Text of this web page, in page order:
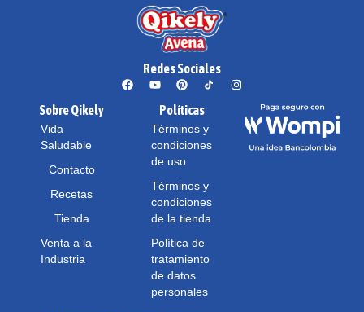
Redes Sociales
Sobre Qikely
Vida
Saludable
Contacto
Recetas
Tienda
Venta a la
Industria
Políticas
Términos y
condiciones
de uso
Términos y
condiciones
de la tienda
Política de
tratamiento
de datos
personales